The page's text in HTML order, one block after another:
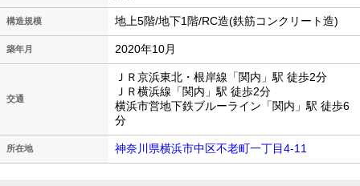
構造規模 地上5階/地下1階/RC造(鉄筋コンクリート造)
築年月 2020年10月
交通
ＪＲ京浜東北・根岸線「関内」駅 徒歩2分
ＪＲ横浜線「関内」駅 徒歩2分
横浜市営地下鉄ブルーライン「関内」駅 徒歩6
分
所在地 神奈川県横浜市中区不老町一丁目4-11